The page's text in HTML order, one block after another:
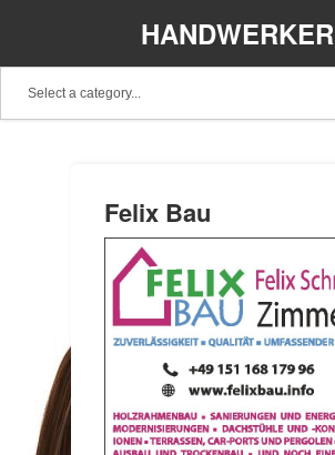
HANDWERKER
Felix Bau